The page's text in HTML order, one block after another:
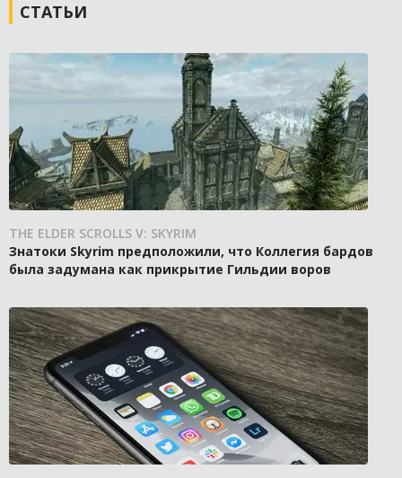
СТАТЬИ
THE ELDER SCROLLS V: SKYRIM
Знатоки Skyrim предположили, что Коллегия бардов
была задумана как прикрытие Гильдии воров